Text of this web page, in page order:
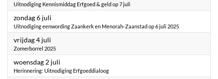
Uitnodiging Kennismiddag Erfgoed & geld op 7 juli
zondag 6 juli
Uitnodiging eenwording Zaankerk en Menorah-Zaanstad op 6 juli 2025
vrijdag 4 juli
Zomerborrel 2025
woensdag 2 juli
Herinnering: Uitnodiging Erfgoeddialoog